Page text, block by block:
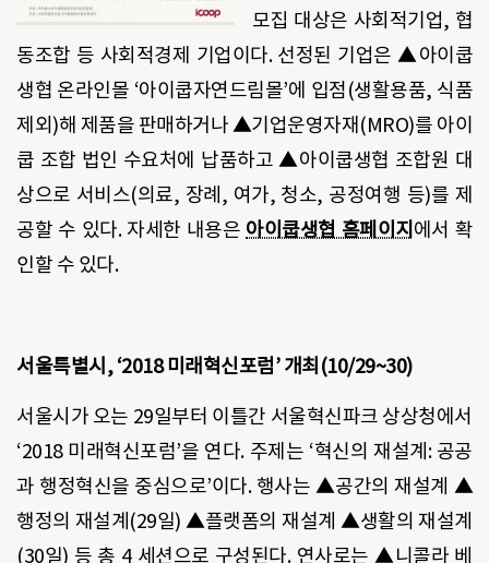
모집 대상은 사회적기업, 협
동조합 등 사회적경제 기업이다. 선정된 기업은 ▲아이쿱
생협 온라인몰 ‘아이쿱자연드림몰’에 입점(생활용품, 식품
제외)해 제품을 판매하거나 ▲기업운영자재(MRO)를 아이
쿱 조합 법인 수요처에 납품하고 ▲아이쿱생협 조합원 대
상으로 서비스(의료, 장례, 여가, 청소, 공정여행 등)를 제
공할 수 있다. 자세한 내용은 아이쿱생협 홈페이지 에서 확
인할 수 있다.
서울특별시, ‘2018 미래혁신포럼’ 개최(10/29~30)
서울시가 오는 29일부터 이틀간 서울혁신파크 상상청에서
‘2018 미래혁신포럼’을 연다. 주제는 ‘혁신의 재설계: 공공
과 행정혁신을 중심으로’이다. 행사는 ▲공간의 재설계 ▲
행정의 재설계(29일) ▲플랫폼의 재설계 ▲생활의 재설계
(30일) 등 총 4 세션으로 구성된다. 연사로는 ▲니콜라 베